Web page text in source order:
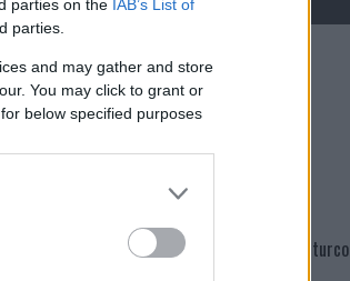
parties on the IAB’s List of
parties.
and may gather and store
You may click to grant or
below specified purposes
Mario Malu
Paolo Pinna
Martina Agostina Diturco